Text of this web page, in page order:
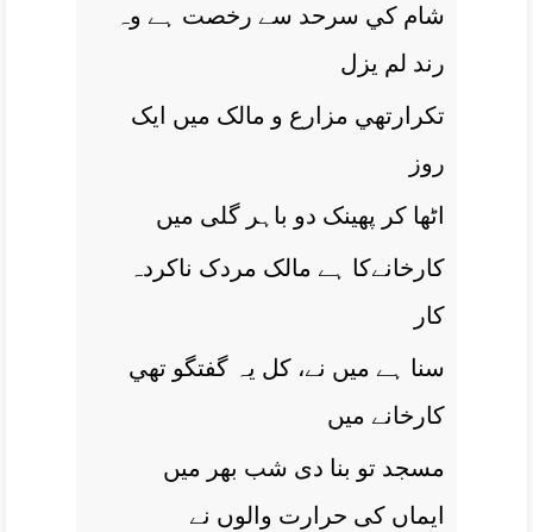
شام کي سرحد سے رخصت ہے وہ
رند لم يزل
تکرارتھي مزارع و مالک ميں ايک
روز
اٹھا کر پھينک دو باہر گلی ميں
کارخانےکا ہے مالک مردک ناکردہ
کار
سنا ہے ميں نے، کل يہ گفتگو تھي
کارخانے ميں
مسجد تو بنا دی شب بھر ميں
ايماں کی حرارت والوں نے